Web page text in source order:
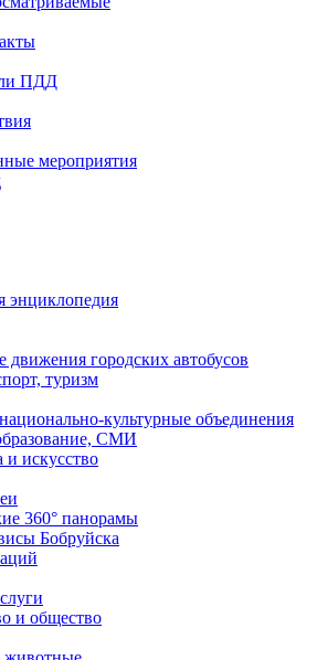
ПДД
мероприятия
энциклопедия
движения городских автобусов
туризм
культурные объединения
СМИ
и искусство
360° панорамы
Бобруйска
и общество